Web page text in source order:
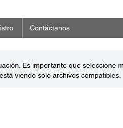
Contáctanos
Es importante que seleccione
viendo solo archivos compatibles.